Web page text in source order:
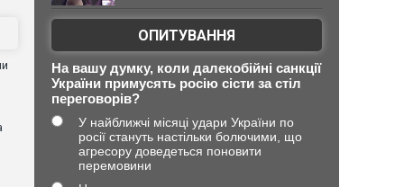
ОПИТУВАННЯ
На вашу думку, коли далекобійні санкції
України примусять росію сісти за стіл
переговорів?
У найближчі місяці удари України по
росії стануть настільки болючими, що
агресору доведеться поновити
перемовини